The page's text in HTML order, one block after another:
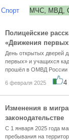
Спорт МЧС, МВД,
Полицейские
«Движения
День открытых дверей
первых» и учащихся
прошёл в ОМВД России
6 февраля 2025 4
Изменения в
законодательстве
С 1 января 2025 года
пребывания на